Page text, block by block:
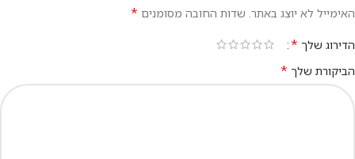
האימייל לא יוצג באתר. שדות החובה מסומנים *
הדירוג שלך *
הביקורת שלך *